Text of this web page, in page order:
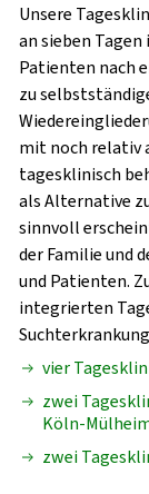
Unsere
an sieben
Patienten nach
zu
mit noch relativ
tagesklinisch
als Alternative
sinnvoll
der Familie und
und Patienten.
integrierten
vier
zwei
Köln-
zwei